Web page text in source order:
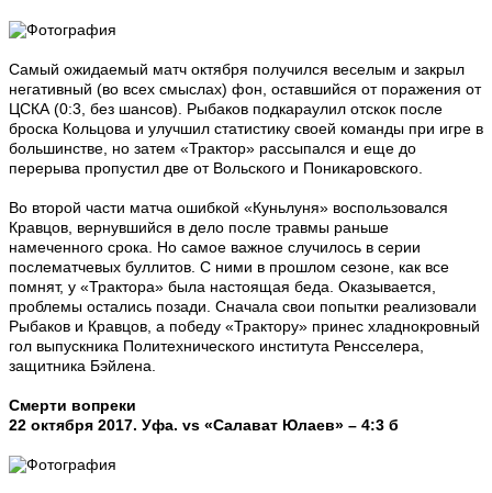
Самый ожидаемый матч октября получился веселым и закрыл
негативный (во всех смыслах) фон, оставшийся от поражения от
ЦСКА (0:3, без шансов). Рыбаков подкараулил отскок после
броска Кольцова и улучшил статистику своей команды при игре в
большинстве, но затем «Трактор» рассыпался и еще до
перерыва пропустил две от Вольского и Поникаровского.
Во второй части матча ошибкой «Куньлуня» воспользовался
Кравцов, вернувшийся в дело после травмы раньше
намеченного срока. Но самое важное случилось в серии
послематчевых буллитов. С ними в прошлом сезоне, как все
помнят, у «Трактора» была настоящая беда. Оказывается,
проблемы остались позади. Сначала свои попытки реализовали
Рыбаков и Кравцов, а победу «Трактору» принес хладнокровный
гол выпускника Политехнического института Ренсселера,
защитника Бэйлена.
Смерти вопреки
22 октября 2017. Уфа. vs «Салават Юлаев» – 4:3 б